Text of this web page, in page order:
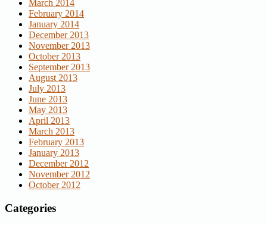
March 2014
February 2014
January 2014
December 2013
November 2013
October 2013
September 2013
August 2013
July 2013
June 2013
May 2013
April 2013
March 2013
February 2013
January 2013
December 2012
November 2012
October 2012
Categories